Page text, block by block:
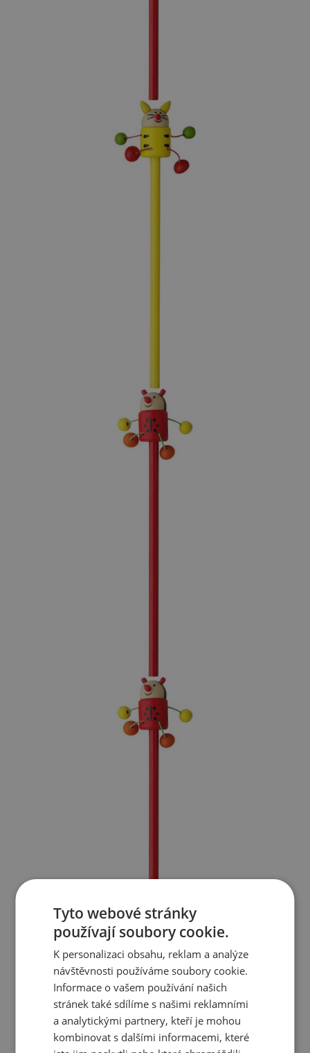
Tyto webové stránky
používají soubory cookie.
K personalizaci obsahu, reklam a analýze
návštěvnosti používáme soubory cookie.
Informace o vašem používání našich
stránek také sdílíme s našimi reklamními
a analytickými partnery, kteří je mohou
kombinovat s dalšími informacemi, které